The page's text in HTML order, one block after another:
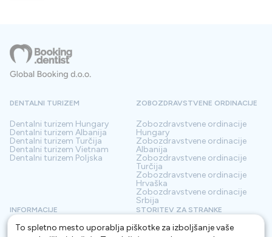
To spletno mesto uporablja piškotke za izboljšanje vaše
DENTALNI TURIZEM
Dentalni turizem Hungary
Dentalni turizem Albanija
Dentalni turizem Turčija
Dentalni turizem Vietnam
Dentalni turizem Poljska
ZOBOZDRAVSTVENE ORDINACIJE
Zobozdravstvene ordinacije
Hungary
Zobozdravstvene ordinacije
Albanija
Zobozdravstvene ordinacije
Turčija
Zobozdravstvene ordinacije
Hrvaška
Zobozdravstvene ordinacije
Srbija
INFORMACIJE
O nas
STORITEV ZA STRANKE
Pogoji